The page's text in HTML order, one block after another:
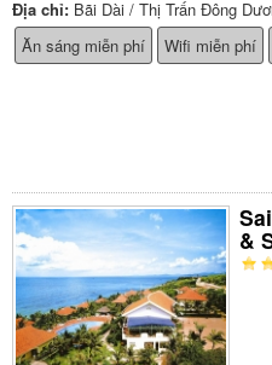
Địa chỉ: Bãi Dài / Thị Trấn Đông
Ăn sáng miễn phí
Wifi miễn phí
&